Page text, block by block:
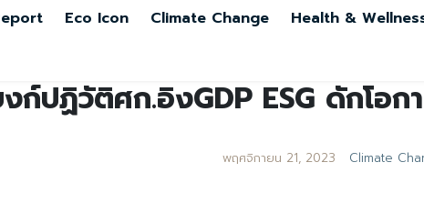
Eco Icon Climate Change Health &
ก์ปฏิวัติศก.อิงGDP ESG ดักโอก
พฤศจิกายน 21, 2023 Climate